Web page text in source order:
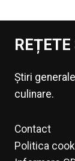
Știri
culinare.
Contact
Politica